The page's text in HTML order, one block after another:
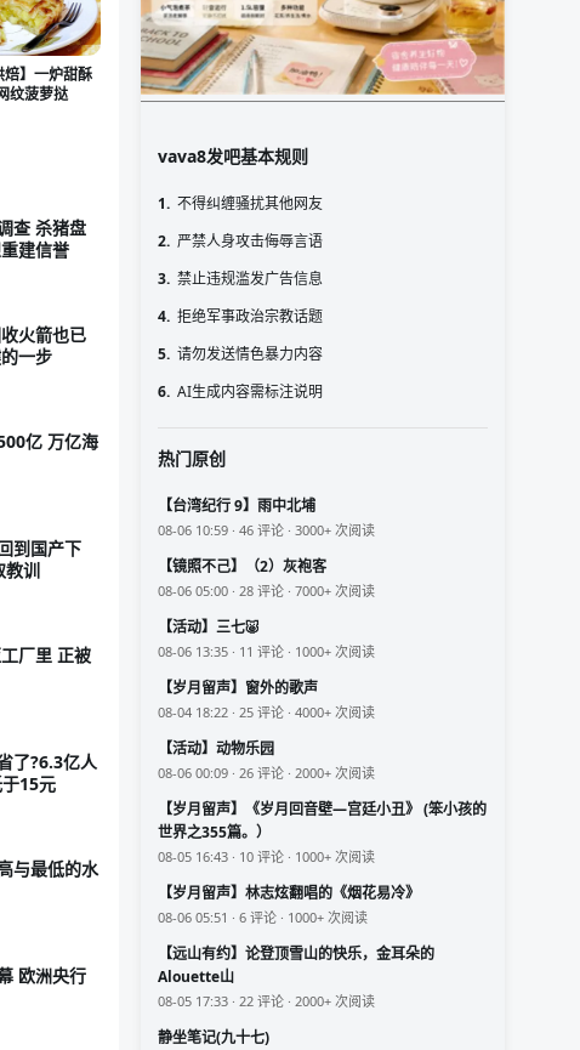
焙】一炉甜酥
纹菠萝挞
查 杀猪盘
建信誉
火箭也已
一步
亿 万亿海
到国产下
教训
厂里 正被
了?6.3亿人
15元
与最低的水
欧洲央行
vava8发吧基本规则
1. 不得纠缠骚扰其他网友
2. 严禁人身攻击侮辱言语
3. 禁止违规滥发广告信息
4. 拒绝军事政治宗教话题
5. 请勿发送情色暴力内容
6. AI生成内容需标注说明
热门原创
【台湾纪行 9】雨中北埔
08-06 10:59 · 46 评论 · 3000+ 次阅读
【镜照不己】（2）灰袍客
08-06 05:00 · 28 评论 · 7000+ 次阅读
【活动】三七🐷
08-06 13:35 · 11 评论 · 1000+ 次阅读
【岁月留声】窗外的歌声
08-04 18:22 · 25 评论 · 4000+ 次阅读
【活动】动物乐园
08-06 00:09 · 26 评论 · 2000+ 次阅读
【岁月留声】《岁月回音壁—宫廷小丑》 (笨小孩的
世界之355篇。）
08-05 16:43 · 10 评论 · 1000+ 次阅读
【岁月留声】林志炫翻唱的《烟花易冷》
08-06 05:51 · 6 评论 · 1000+ 次阅读
【远山有约】论登顶雪山的快乐，金耳朵的
Alouette山
08-05 17:33 · 22 评论 · 2000+ 次阅读
静坐笔记(九十七)